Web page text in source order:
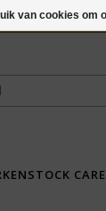
van cookies om